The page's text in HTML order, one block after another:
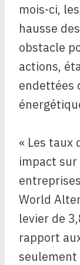
mois-ci,
hausse
obstacle
actions,
endettées
« Les taux
impact sur
World
levier de
rapport